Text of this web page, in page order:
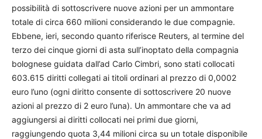
possibilità di sottoscrivere nuove azioni per un ammontare
totale di circa 660 milioni considerando le due compagnie.
Ebbene, ieri, secondo quanto riferisce Reuters, al termine del
terzo dei cinque giorni di asta sull’inoptato della compagnia
bolognese guidata dall’ad Carlo Cimbri, sono stati collocati
603.615 diritti collegati ai titoli ordinari al prezzo di 0,0002
euro l’uno (ogni diritto consente di sottoscrivere 20 nuove
azioni al prezzo di 2 euro l’una). Un ammontare che va ad
aggiungersi ai diritti collocati nei primi due giorni,
raggiungendo quota 3,44 milioni circa su un totale disponibile